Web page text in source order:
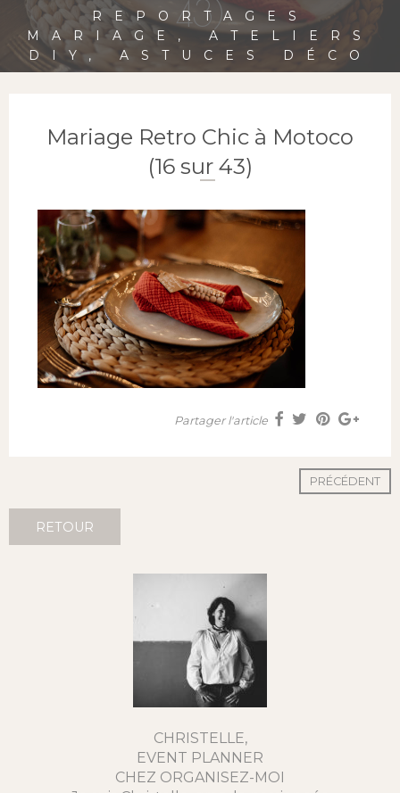
43)
REPORTAGES
MARIAGE, ATELIERS
DIY, ASTUCES DÉCO
Mariage Retro Chic à Motoco
(16 sur 43)
Partager l'article
PRÉCÉDENT
RETOUR
CHRISTELLE,
EVENT PLANNER
CHEZ ORGANISEZ-MOI